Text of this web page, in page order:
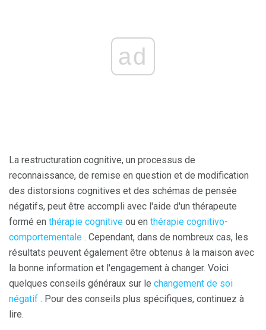
ad
La restructuration cognitive, un processus de
reconnaissance, de remise en question et de modification
des distorsions cognitives et des schémas de pensée
négatifs, peut être accompli avec l'aide d'un thérapeute
formé en thérapie cognitive ou en thérapie cognitivo-
comportementale . Cependant, dans de nombreux cas, les
résultats peuvent également être obtenus à la maison avec
la bonne information et l'engagement à changer. Voici
quelques conseils généraux sur le changement de soi
négatif . Pour des conseils plus spécifiques, continuez à
lire.